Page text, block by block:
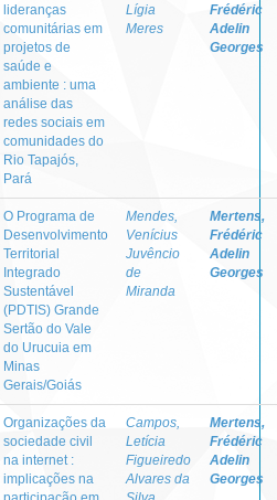
lideranças
comunitárias em
projetos de
saúde e
ambiente : uma
análise das
redes sociais em
comunidades do
Rio Tapajós,
Pará
Lígia
Meres
Frédéric
Adelin
Georges
O Programa de
Desenvolvimento
Territorial
Integrado
Sustentável
(PDTIS) Grande
Sertão do Vale
do Urucuia em
Minas
Gerais/Goiás
Mendes,
Venícius
Juvêncio
de
Miranda
Mertens,
Frédéric
Adelin
Georges
Organizações da
sociedade civil
na internet :
implicações na
Campos,
Letícia
Figueiredo
Alvares da
Mertens,
Frédéric
Adelin
Georges